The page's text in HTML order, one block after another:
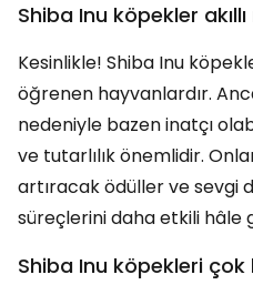
Shiba Inu köpekler akıllı
Kesinlikle! Shiba Inu
öğrenen hayvanlardır.
nedeniyle bazen inatçı
ve tutarlılık önemlidir.
artıracak ödüller ve sevgi
süreçlerini daha etkili hâle
Shiba Inu köpekleri çok